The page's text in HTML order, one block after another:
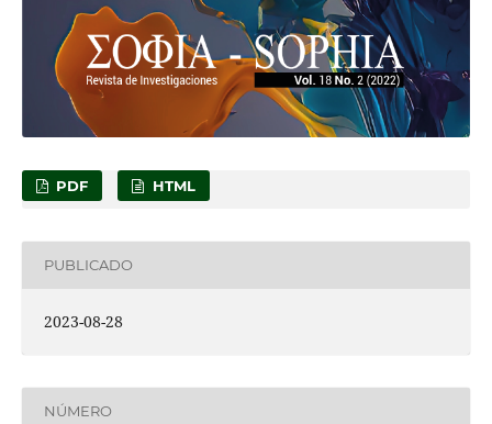
PDF HTML
PUBLICADO
2023-08-28
NÚMERO